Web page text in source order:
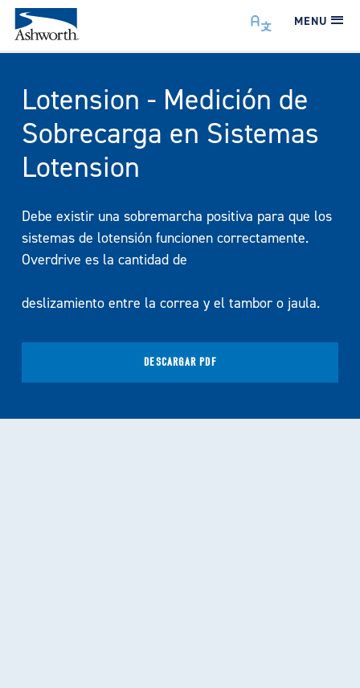
MENU
Lotension - Medición de
Sobrecarga en Sistemas
Lotension
Debe existir una sobremarcha positiva para que los
sistemas de lotensión funcionen correctamente.
Overdrive es la cantidad de
deslizamiento entre la correa y el tambor o jaula.
DESCARGAR PDF